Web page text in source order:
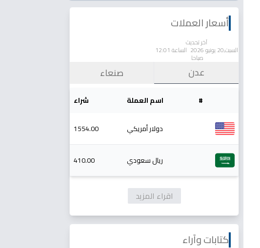
أسعار العملات
آخر تحديث
السبت,20 يونيو 2026 الساعة 12:01
صباحا
عدن صنعاء
# اسم العملة شراء
دولار أمريكي 1554.00
ريال سعودي 410.00
اقراء المزيد
كتابات وآراء